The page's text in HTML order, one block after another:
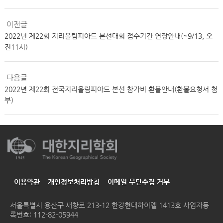
이전글
2022년 제22회 지리올림피아드 본선대회 접수기간 연장안내(~9/13, 오
전11시)
다음글
2022년 제22회 전국지리올림피아드 본선 참가비 환불안내(환불요청서 첨
부)
이용약관 개인정보처리방침 이메일 무단수집 거부
서울특별시 용산구 새창로 213-12 한강현대하이엘 1413호 사업자등
록번호: 112-82-05944